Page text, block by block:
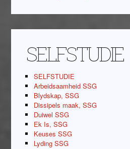
SELFSTUDIE
SELFSTUDIE
Arbeidsaamheid SSG
Blydskap, SSG
Dissipels maak, SSG
Duiwel SSG
Ek Is, SSG
Keuses SSG
Lyding SSG